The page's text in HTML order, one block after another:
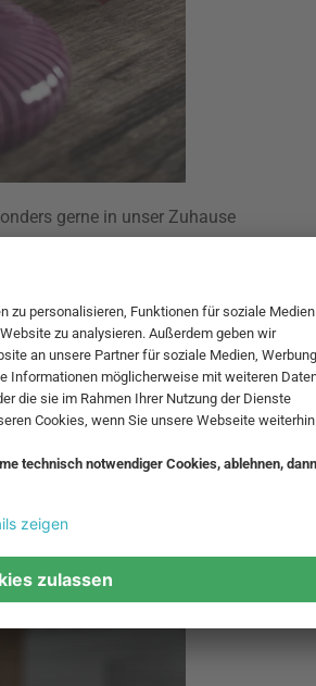
gerne in unser Zuhause
eine wohnliche und warme
Wohnzimmer mit einer
auf der Fensterbank -
stimmungsvolles Licht. In der
Keramik oder Glas, wie